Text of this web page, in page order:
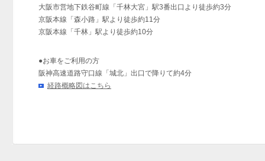
大阪市営地下鉄谷町線「千林大宮」駅3番出口より徒歩約3分
京阪本線「森小路」駅より徒歩約11分
京阪本線「千林」駅より徒歩約10分
●お車をご利用の方
阪神高速道路守口線「城北」出口で降りて約4分
経路概略図はこちら